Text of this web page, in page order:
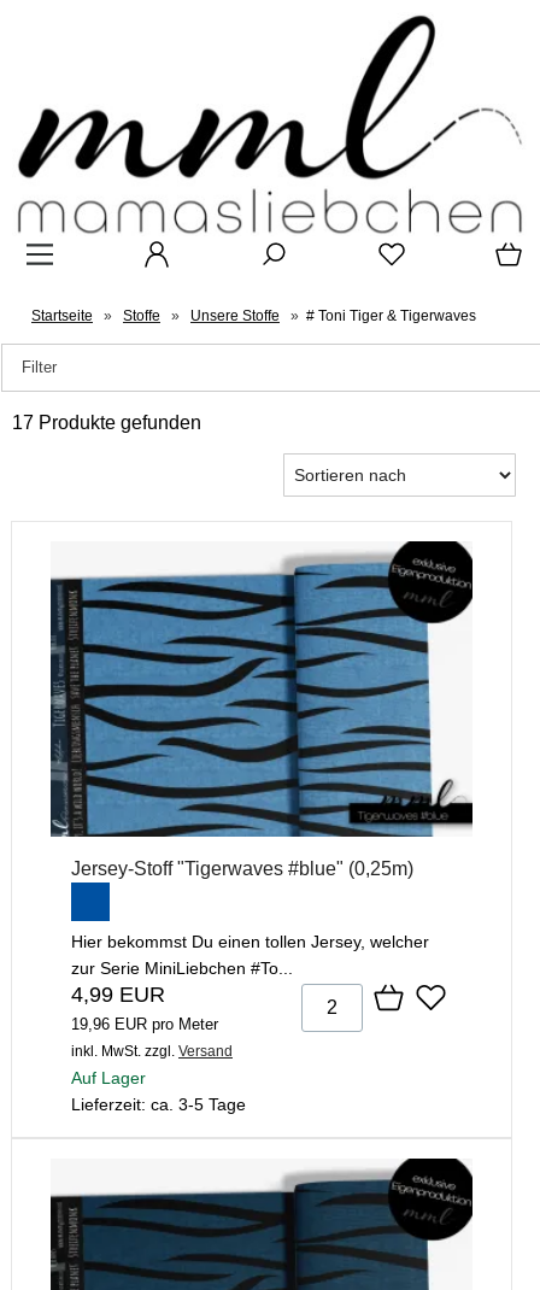
Startseite » Stoffe » Unsere Stoffe » # Toni Tiger & Tigerwaves
Filter
17 Produkte gefunden
Jersey-Stoff "Tigerwaves #blue" (0,25m)
Hier bekommst Du einen tollen Jersey, welcher
zur Serie MiniLiebchen #To...
4,99 EUR
19,96 EUR pro Meter
inkl. MwSt. zzgl. Versand
Auf Lager
Lieferzeit: ca. 3-5 Tage